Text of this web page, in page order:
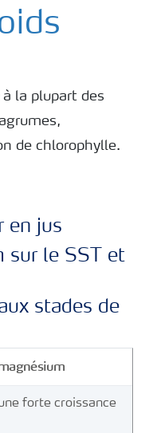
la plupart des
de chlorophylle.
stades de
magnésium
forte croissance